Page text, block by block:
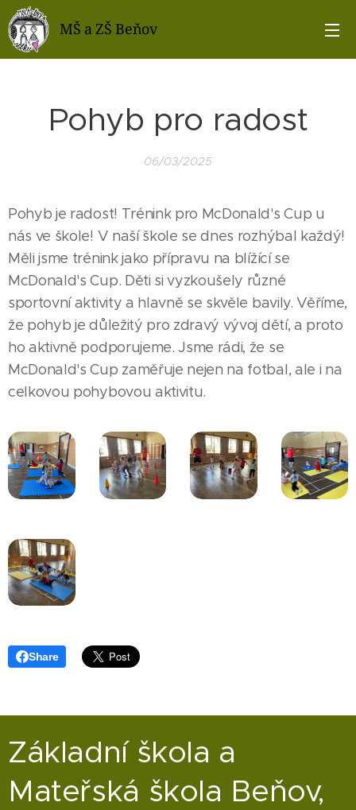
MŠ a ZŠ Beňov
Pohyb pro radost
06/03/2025
Pohyb je radost! Trénink pro McDonald's Cup u
nás ve škole! V naší škole se dnes rozhýbal každý!
Měli jsme trénink jako přípravu na blížící se
McDonald's Cup. Děti si vyzkoušely různé
sportovní aktivity a hlavně se skvěle bavily. Věříme,
že pohyb je důležitý pro zdravý vývoj dětí, a proto
ho aktivně podporujeme. Jsme rádi, že se
McDonald's Cup zaměřuje nejen na fotbal, ale i na
celkovou pohybovou aktivitu.
Share
Základní škola a
Mateřská škola Beňov,